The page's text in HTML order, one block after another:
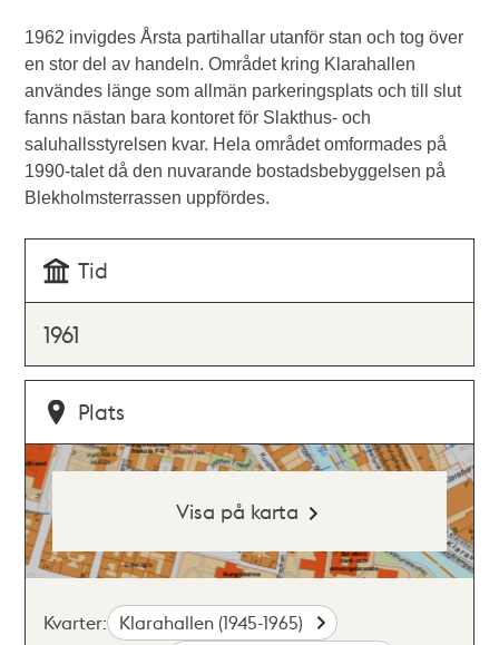
1962 invigdes Årsta partihallar utanför stan och tog över
en stor del av handeln. Området kring Klarahallen
användes länge som allmän parkeringsplats och till slut
fanns nästan bara kontoret för Slakthus- och
saluhallsstyrelsen kvar. Hela området omformades på
1990-talet då den nuvarande bostadsbebyggelsen på
Blekholmsterrassen uppfördes.
Tid
1961
Plats
Visa på karta
Kvarter: Klarahallen (1945-1965)